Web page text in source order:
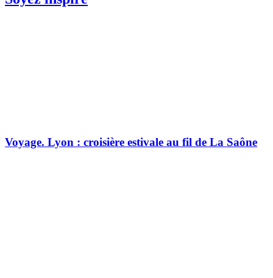
Voyage. Lyon : croisière estivale au fil de La Saône